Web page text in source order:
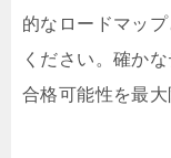
的なロードマッ
ください。確か
合格可能性を最大